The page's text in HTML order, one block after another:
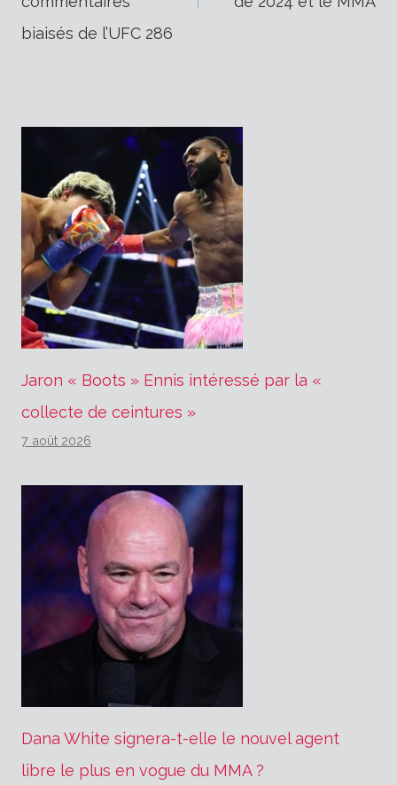
biaisés de l’UFC 286
Jaron « Boots » Ennis intéressé par la «
collecte de ceintures »
7 août 2026
Dana White signera-t-elle le nouvel agent
libre le plus en vogue du MMA ?